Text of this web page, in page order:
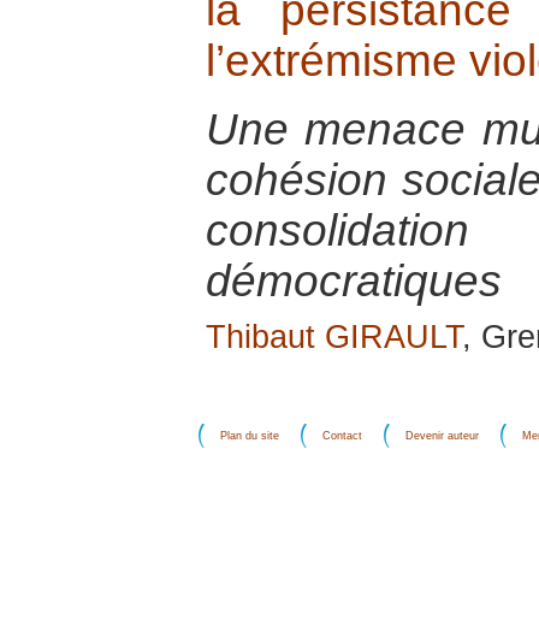
la
l’extrémisme
Une menace
cohésion
démocratiques
Thibaut GIRAULT,
Plan du site Contact Devenir auteur